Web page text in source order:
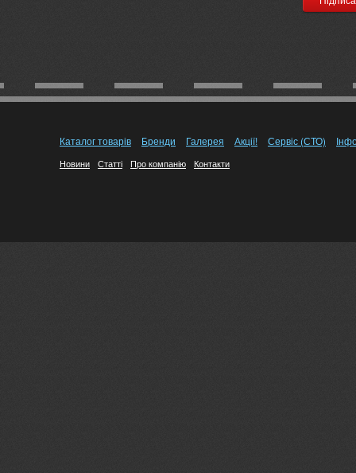
Каталог товарів Бренди Галерея Акції! Сервіс (СТО)
Новини Статті Про компанію Контакти